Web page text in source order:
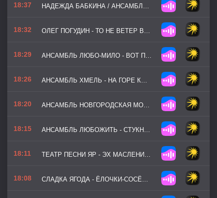
18:37 НАДЕЖДА БАБКИНА / АНСАМБЛЬ РУССКАЯ ПЕСНЯ - НА ТОМ БОКУ
18:32 ОЛЕГ ПОГУДИН - ТО НЕ ВЕТЕР ВЕТКУ КЛОНИТ
18:29 АНСАМБЛЬ ЛЮБО-МИЛО - ВОТ ПУЛЯ ПРОСВИСТЕЛА
18:26 АНСАМБЛЬ ХМЕЛЬ - НА ГОРЕ КОЛХОЗ
18:20 АНСАМБЛЬ НОВГОРОДСКАЯ МОЗАИКА - ДЕРЕВЕНЬКА МОЯ
18:15 АНСАМБЛЬ ЛЮБОЖИТЬ - СТУКНУ Я, БРЯКНУ
18:11 ТЕАТР ПЕСНИ ЯР - ЭХ МАСЛЕНИЦА-КРАСАВИЦА
18:08 СЛАДКА ЯГОДА - ЁЛОЧКИ-СОСЁНОЧКИ